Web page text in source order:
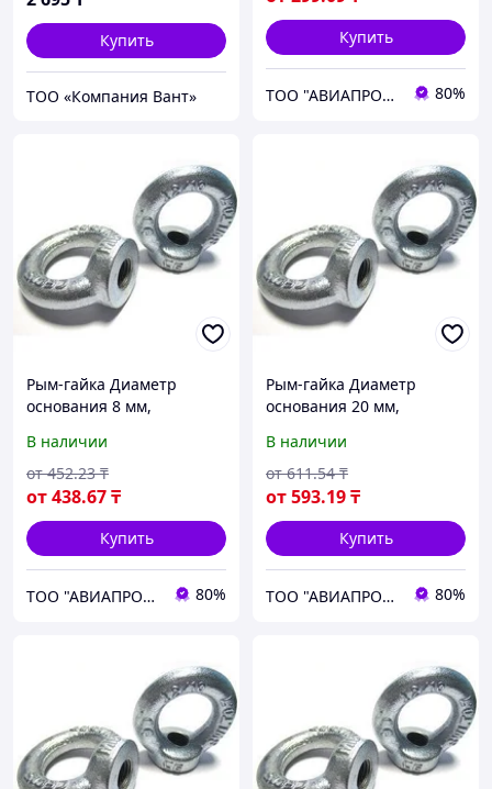
Купить
ТОО «Компания Вант»
Купить
ТОО "АВИАПРОМСТАЛЬ" 80%
Рым-гайка Диаметр
основания 8 мм,
В наличии
от438.67₸
от 452.23 ₸
Купить
ТОО "АВИАПРОМСТАЛЬ" 80%
Рым-гайка Диаметр
основания 20 мм,
В наличии
от593.19₸
от 611.54 ₸
Купить
ТОО "АВИАПРОМСТАЛЬ" 80%